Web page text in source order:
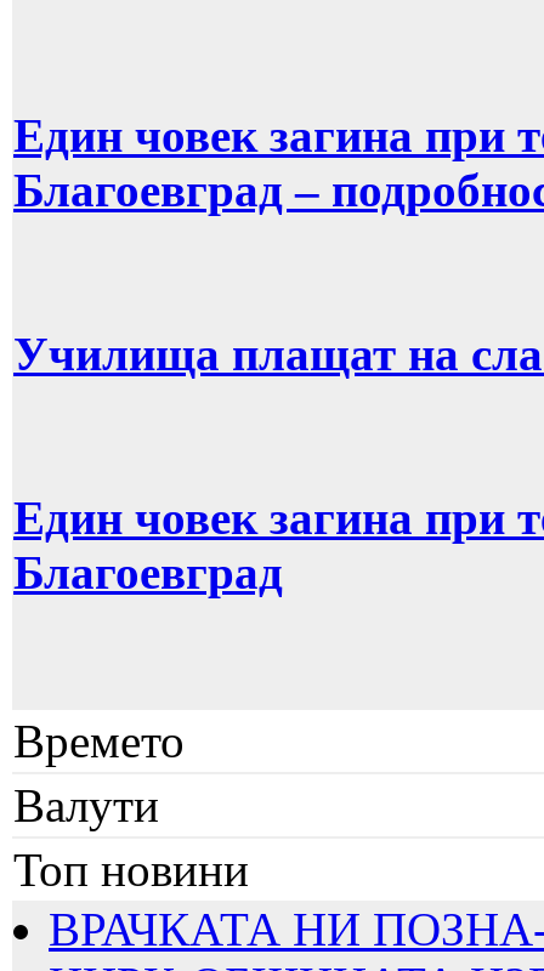
Един човек загина при
Благоевград –
Училища плащат на
Един човек загина при
Благоевград
Времето
Валути
Топ новини
ВРАЧКАТА НИ